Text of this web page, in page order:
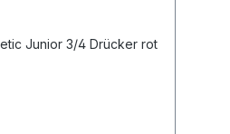
Fasshahn Supermetic Junior 3/4 Drücker rot